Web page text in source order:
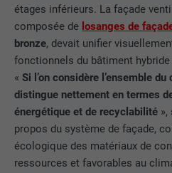
étages inférieurs. La façade
composée de losanges de
bronze, devait unifier
fonctionnels du bâtiment
«Si l’on considère l’ensemble
distingue nettement en termes
énergétique et de recyclabilité
propos du système de façade,
écologique des matériaux de
ressources et favorables au